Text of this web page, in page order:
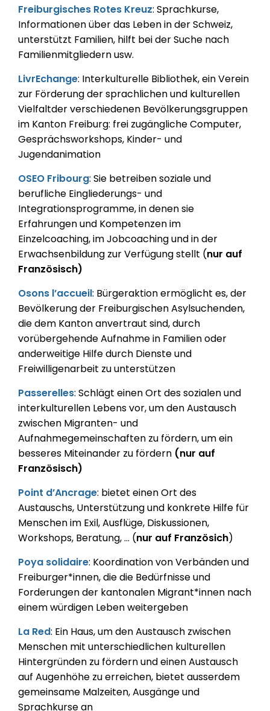
Freiburgisches Rotes Kreuz: Sprachkurse,
Informationen über das Leben in der Schweiz,
unterstützt Familien, hilft bei der Suche nach
Familienmitgliedern usw.
LivrEchange: Interkulturelle Bibliothek, ein Verein
zur Förderung der sprachlichen und kulturellen
Vielfaltder verschiedenen Bevölkerungsgruppen
im Kanton Freiburg: frei zugängliche Computer,
Gesprächsworkshops, Kinder- und
Jugendanimation
OSEO Fribourg: Sie betreiben soziale und
berufliche Eingliederungs- und
Integrationsprogramme, in denen sie
Erfahrungen und Kompetenzen im
Einzelcoaching, im Jobcoaching und in der
Erwachsenbildung zur Verfügung stellt (nur auf
Französisch)
Osons l’accueil: Bürgeraktion ermöglicht es, der
Bevölkerung der Freiburgischen Asylsuchenden,
die dem Kanton anvertraut sind, durch
vorübergehende Aufnahme in Familien oder
anderweitige Hilfe durch Dienste und
Freiwilligenarbeit zu unterstützen
Passerelles: Schlägt einen Ort des sozialen und
interkulturellen Lebens vor, um den Austausch
zwischen Migranten- und
Aufnahmegemeinschaften zu fördern, um ein
besseres Miteinander zu fördern (nur auf
Französisch)
Point d’Ancrage: bietet einen Ort des
Austauschs, Unterstützung und konkrete Hilfe für
Menschen im Exil, Ausflüge, Diskussionen,
Workshops, Beratung, ... (nur auf Französich)
Poya solidaire: Koordination von Verbänden und
Freiburger*innen, die die Bedürfnisse und
Forderungen der kantonalen Migrant*innen nach
einem würdigen Leben weitergeben
La Red: Ein Haus, um den Austausch zwischen
Menschen mit unterschiedlichen kulturellen
Hintergründen zu fördern und einen Austausch
auf Augenhöhe zu erreichen, bietet ausserdem
gemeinsame Malzeiten, Ausgänge und
Sprachkurse an